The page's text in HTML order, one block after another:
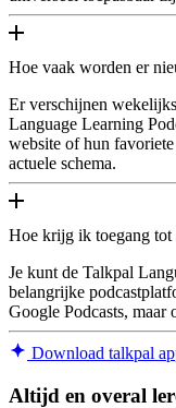
Hoe vaak worden er
Er verschijnen
Language Learning
website of hun
actuele schema.
Hoe krijg ik toegang tot
Je kunt de Talkpal
belangrijke
Google Podcasts, maar
Download talkpal
Altijd en overal